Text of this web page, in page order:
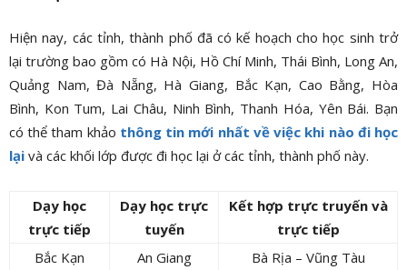
Hiện nay, các tỉnh, thành phố đã có kế hoạch cho học sinh trở
lại trường bao gồm có Hà Nội, Hồ Chí Minh, Thái Bình, Long An,
Quảng Nam, Đà Nẵng, Hà Giang, Bắc Kạn, Cao Bằng, Hòa
Bình, Kon Tum, Lai Châu, Ninh Bình, Thanh Hóa, Yên Bái. Bạn
có thể tham khảo thông tin mới nhất về việc khi nào đi học
lại và các khối lớp được đi học lại ở các tỉnh, thành phố này.
Dạy học
trực tiếp
Dạy học trực
tuyến
Kết hợp trực truyến và
trực tiếp
Bắc Kạn
An Giang
Bà Rịa – Vũng Tàu